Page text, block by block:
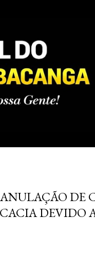
DE
DEVIDO